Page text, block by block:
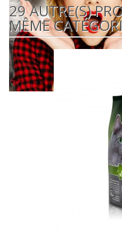
29 AUTRE(S)
MÊME